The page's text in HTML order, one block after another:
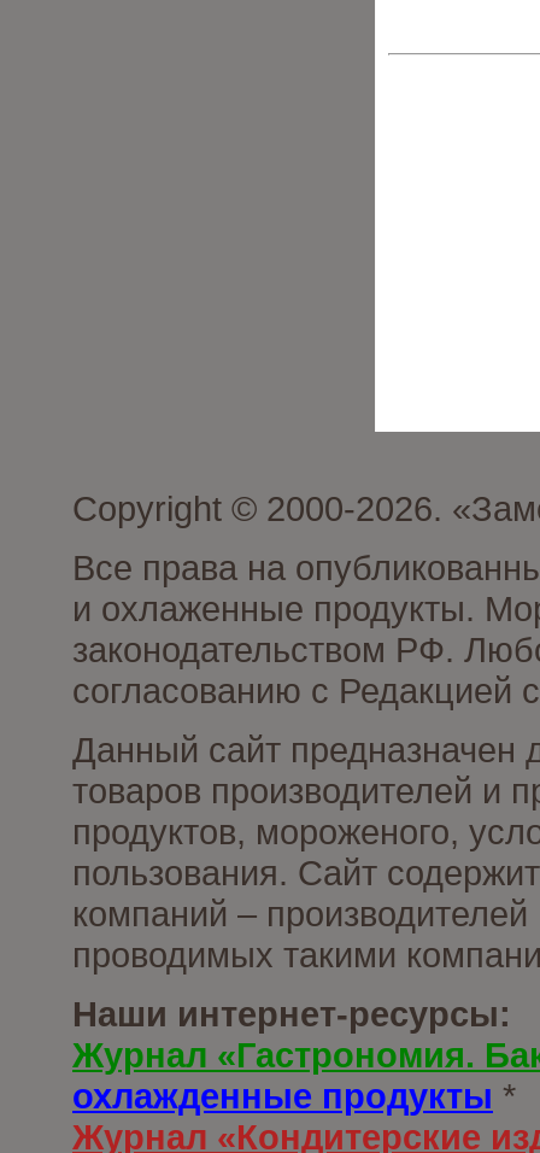
Copyright © 2000-2026.
Все права на
и охлаженные продукты.
законодательством РФ.
согласованию с Редакцией
Данный сайт предназначен
товаров производителей и
продуктов, мороженого,
пользования. Сайт
компаний –
проводимых такими
Наши интернет-ресурсы:
Журнал «Гастрономия.
охлажденные продукты *
Журнал «Кондитерские